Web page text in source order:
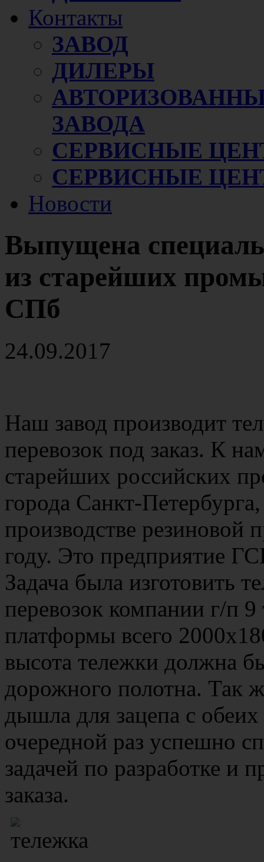
Контакты
ЗАВОД
ДИЛЕРЫ
ЗАВОДА
СЕРВИСНЫЕ
СЕРВИСНЫЕ
Новости
Выпущена
из старейших
СПб
24.09.2017
Наш завод производит
перевозок под заказ. К
старейших российских
города Санкт-
производстве резиновой
году. Это предприятие
Задача была изготовить
перевозок компании г/п
платформы всего
высота тележки должна
дорожного полотна. Так
дышла для зацепа с
очередной раз успешно
задачей по разработке и
заказа.